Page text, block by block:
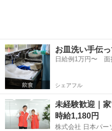
お皿洗い手伝
日給例1万円〜 面
シェアフル
未経験歓迎｜
時給1,180円
株式会社 日本パー